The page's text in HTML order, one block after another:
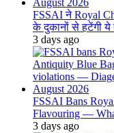
FSSAI ने Royal
के दुकानों से हटेंगी ये
3 days ago
FSSAI Bans
Flavouring —
3 days ago